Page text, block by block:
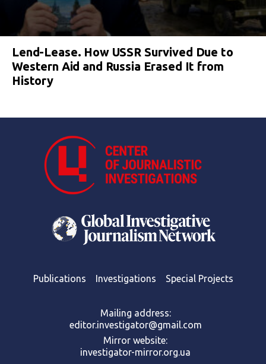
Lend-Lease. How USSR Survived Due to
Western Aid and Russia Erased It from
History
Publications Investigations Special Projects
Mailing address:
editor.investigator@gmail.com
Mirror website:
investigator-mirror.org.ua